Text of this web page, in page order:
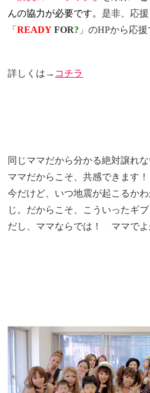
んの協力が必要です。 是非、応
「READY FOR? 」のHPから応援
詳しくは→ コチラ
同じママだから分かる絶対譲れ
ママだからこそ、共感できます
今だけど、いつ地震が起こるか
じ。だからこそ、 こういったギ
だし、ママならでは！ ママでよ